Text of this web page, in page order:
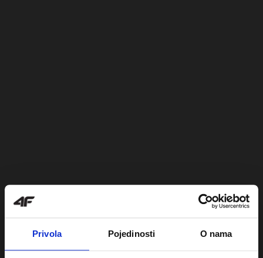
Privola Pojedinosti O nama